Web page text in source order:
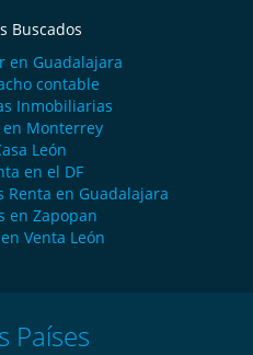
Buscados
en Guadalajara
contable
Inmobiliarias
en Monterrey
León
en el DF
Renta en Guadalajara
en Zapopan
Venta León
Países